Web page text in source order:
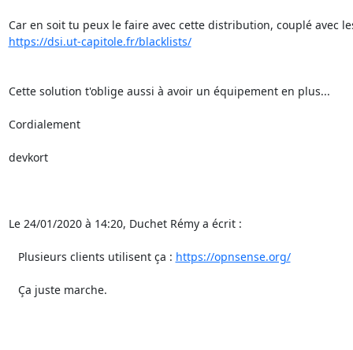
https://dsi.ut-capitole.fr/blacklists/
Cette solution t'oblige aussi à avoir un équipement en plus...
Cordialement
devkort
Le 24/01/2020 à 14:20, Duchet Rémy a écrit :
   Plusieurs clients utilisent ça :
https://opnsense.org/